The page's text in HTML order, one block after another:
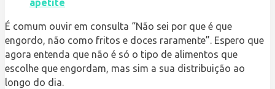
apetite
É comum ouvir em consulta “Não sei por que é que
engordo, não como fritos e doces raramente”. Espero que
agora entenda que não é só o tipo de alimentos que
escolhe que engordam, mas sim a sua distribuição ao
longo do dia.